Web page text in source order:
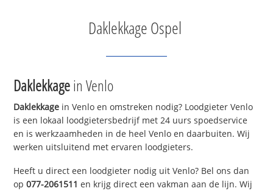
Daklekkage Ospel
Daklekkagein Venlo
Daklekkage in Venlo en omstreken nodig? Loodgieter Venlo
is een lokaal loodgietersbedrijf met 24 uurs spoedservice
en is werkzaamheden in de heel Venlo en daarbuiten. Wij
werken uitsluitend met ervaren loodgieters.
Heeft u direct een loodgieter nodig uit Venlo? Bel ons dan
op077-2061511 en krijg direct een vakman aan de lijn. Wij